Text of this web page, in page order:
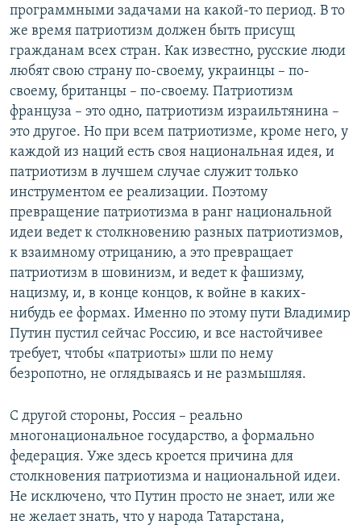
программными задачами на какой-то период. В то
же время патриотизм должен быть присущ
гражданам всех стран. Как известно, русские люди
любят свою страну по-своему, украинцы – по-
своему, британцы – по-своему. Патриотизм
француза – это одно, патриотизм израильтянина –
это другое. Но при всем патриотизме, кроме него, у
каждой из наций есть своя национальная идея, и
патриотизм в лучшем случае служит только
инструментом ее реализации. Поэтому
превращение патриотизма в ранг национальной
идеи ведет к столкновению разных патриотизмов,
к взаимному отрицанию, а это превращает
патриотизм в шовинизм, и ведет к фашизму,
нацизму, и, в конце концов, к войне в каких-
нибудь ее формах. Именно по этому пути Владимир
Путин пустил сейчас Россию, и все настойчивее
требует, чтобы «патриоты» шли по нему
безропотно, не оглядываясь и не размышляя.
С другой стороны, Россия – реально
многонациональное государство, а формально
федерация. Уже здесь кроется причина для
столкновения патриотизма и национальной идеи.
Не исключено, что Путин просто не знает, или же
не желает знать, что у народа Татарстана,